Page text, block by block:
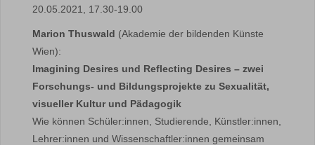
20.05.2021, 17.30-19.00
Marion Thuswald (Akademie der bildenden Künste
Wien):
Imagining Desires und Reflecting Desires – zwei
Forschungs- und Bildungsprojekte zu Sexualität,
visueller Kultur und Pädagogik
Wie können Schüler:innen, Studierende, Künstler:innen,
Lehrer:innen und Wissenschaftler:innen gemeinsam